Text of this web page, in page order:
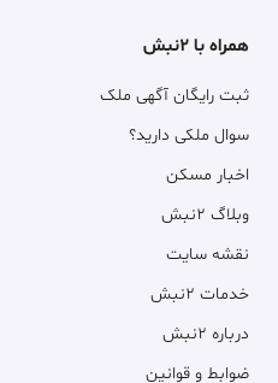
همراه با ۲نبش
ثبت رایگان آگهی ملک
سوال ملکی دارید؟
اخبار مسکن
وبلاگ ۲نبش
نقشه سایت
خدمات ۲نبش
درباره ۲نبش
ضوابط و قوانین